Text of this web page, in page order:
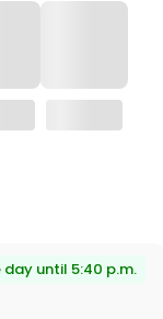
day until 5:40 p.m.